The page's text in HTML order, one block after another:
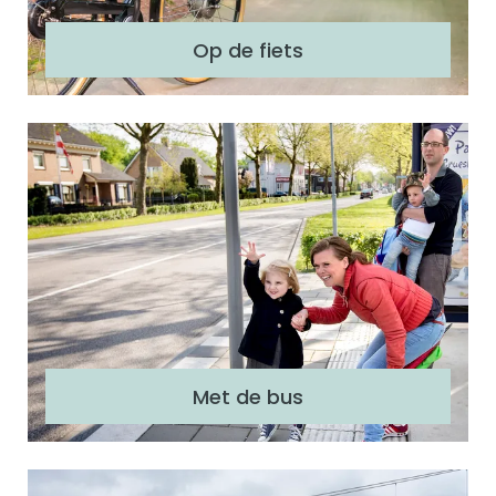
Op de fiets
Fietsroutes
s
Met de bus
Plan je busreis
M
e
t
d
e
b
u
s
M